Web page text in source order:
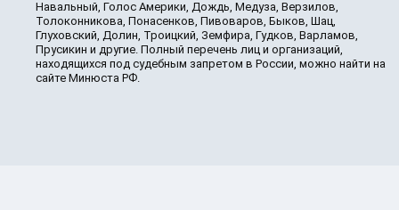
Навальный, Голос Америки, Дождь, Медуза, Верзилов,
Толоконникова, Понасенков, Пивоваров, Быков, Шац,
Глуховский, Долин, Троицкий, Земфира, Гудков, Варламов,
Прусикин и другие. Полный перечень лиц и организаций,
находящихся под судебным запретом в России, можно найти на
сайте Минюста РФ.